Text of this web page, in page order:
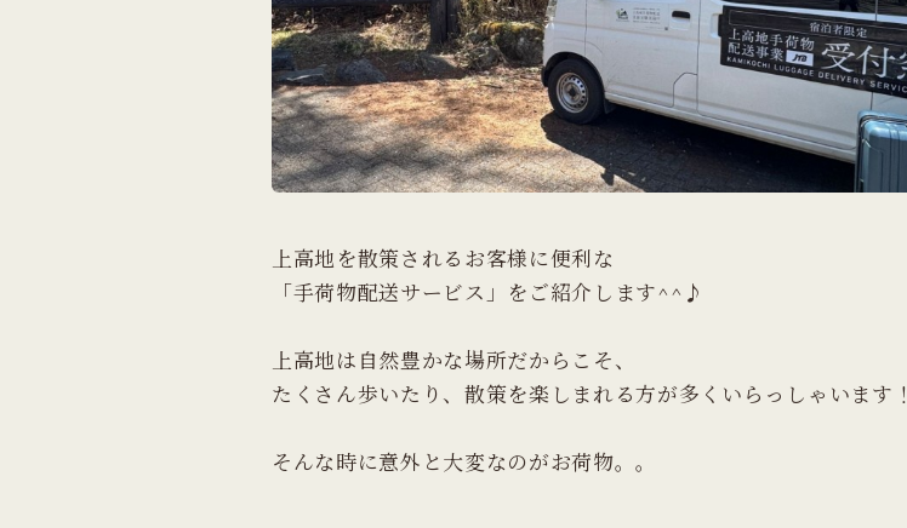
上高地を散策されるお客様に便利な
「手荷物配送サービス」をご紹介します^^♪
上高地は自然豊かな場所だからこそ、
たくさん歩いたり、散策を楽しまれる方が多くいらっしゃいます！
そんな時に意外と大変なのがお荷物。。